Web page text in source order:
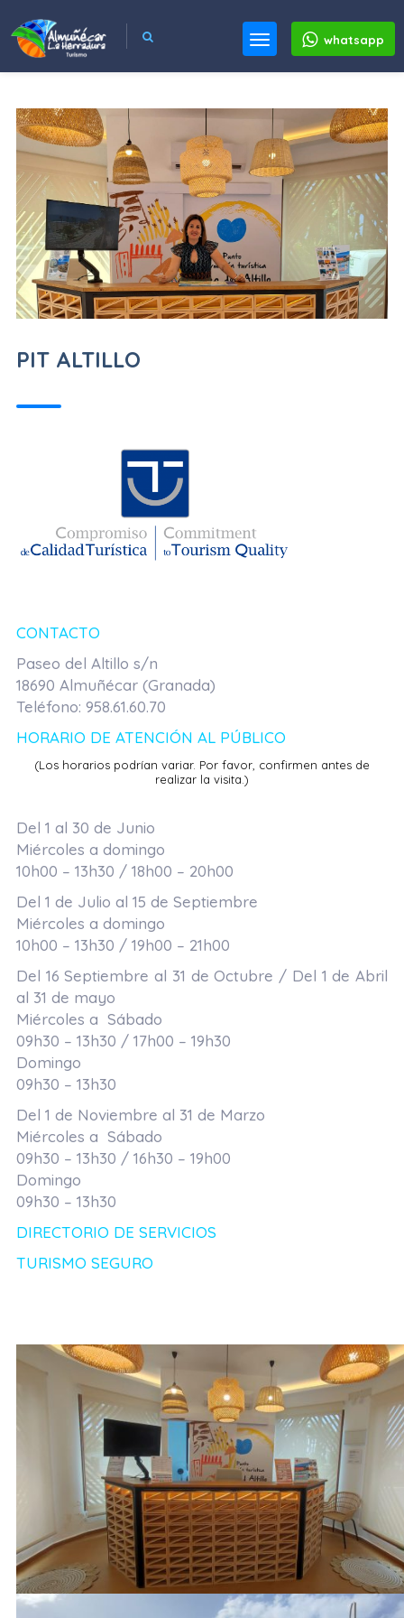
whatsapp
PIT ALTILLO
CONTACTO
Paseo del Altillo s/n
18690 Almuñécar (Granada)
Teléfono: 958.61.60.70
HORARIO DE ATENCIÓN AL PÚBLICO
(Los horarios podrían variar. Por favor, confirmen antes de
realizar la visita.)
Del 1 al 30 de Junio
Miércoles a domingo
10h00 – 13h30 / 18h00 – 20h00
Del 1 de Julio al 15 de Septiembre
Miércoles a domingo
10h00 – 13h30 / 19h00 – 21h00
Del 16 Septiembre al 31 de Octubre / Del 1 de Abril
al 31 de mayo
Miércoles a Sábado
09h30 – 13h30 / 17h00 – 19h30
Domingo
09h30 – 13h30
Del 1 de Noviembre al 31 de Marzo
Miércoles a Sábado
09h30 – 13h30 / 16h30 – 19h00
Domingo
09h30 – 13h30
DIRECTORIO DE SERVICIOS
TURISMO SEGURO